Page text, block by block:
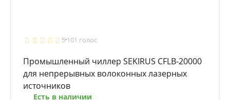
5 101 голос
Промышленный чиллер SEKIRUS CFLB-20000
для непрерывных волоконных лазерных
источников
Есть в наличии